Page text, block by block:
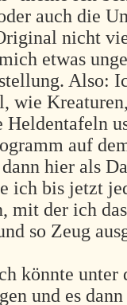
auch die
nicht
etwas
Also:
wie
Heldentafeln
auf
hier als
ich bis jetzt
mit der ich
so Zeug
könnte unter
und es